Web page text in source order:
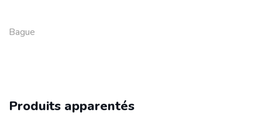
Bague
Produits apparentés